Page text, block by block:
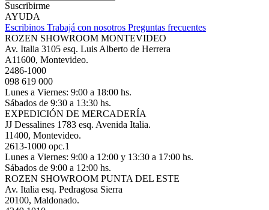
Suscribirme
AYUDA
Escribinos Trabajá con nosotros Preguntas frecuentes
ROZEN SHOWROOM MONTEVIDEO
Av. Italia 3105 esq. Luis Alberto de Herrera
A11600, Montevideo.
2486-1000
098 619 000
Lunes a Viernes: 9:00 a 18:00 hs.
Sábados de 9:30 a 13:30 hs.
EXPEDICIÓN DE MERCADERÍA
JJ Dessalines 1783 esq. Avenida Italia.
11400, Montevideo.
2613-1000 opc.1
Lunes a Viernes: 9:00 a 12:00 y 13:30 a 17:00 hs.
Sábados de 9:00 a 12:00 hs.
ROZEN SHOWROOM PUNTA DEL ESTE
Av. Italia esq. Pedragosa Sierra
20100, Maldonado.